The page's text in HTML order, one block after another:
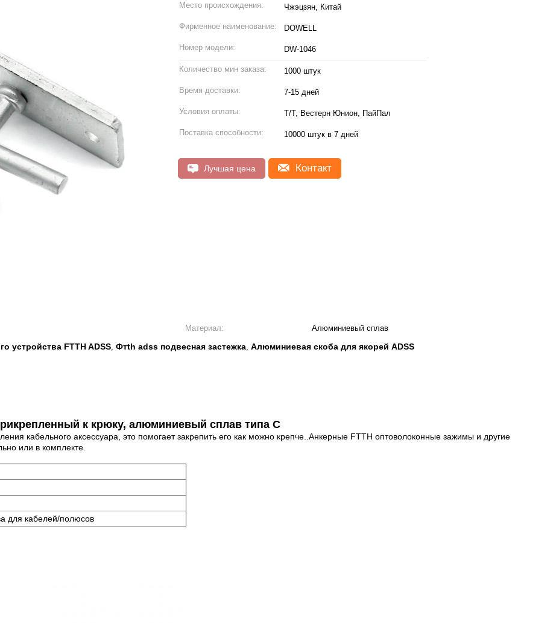
Место происхождения: Чжэцзян, Китай
Фирменное наименование: DOWELL
Номер модели: DW-1046
Количество мин заказа: 1000 штук
Время доставки: 7-15 дней
Условия оплаты: Т/Т, Вестерн Юнион, ПайПал
Поставка способности: 10000 штук в 7 дней
Лучшая цена Контакт
Материал:
Алюминиевый сплав
устройства FTTH ADSS, Фтth adss подвесная застежка, Алюминиевая скоба для якорей ADSS
к крюку, алюминиевый сплав типа C
кабельного аксессуара, это помогает закрепить его как можно крепче..Анкерные FTTH оптоволоконные зажимы и другие
или в комплекте.
для кабелей/полюсов